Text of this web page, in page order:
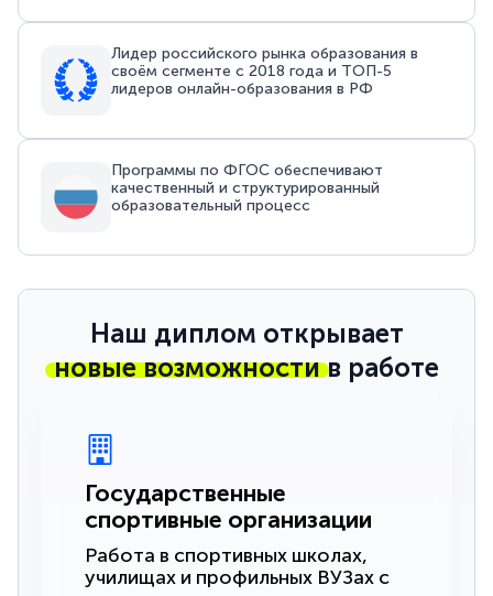
Лидер российского рынка образования в
своём сегменте с 2018 года и ТОП-5
лидеров онлайн-образования в РФ
Программы по ФГОС обеспечивают
качественный и структурированный
образовательный процесс
Наш диплом открывает
новые возможностив работе
Государственные
спортивные организации
Работа в спортивных школах,
училищах и профильных ВУЗах с